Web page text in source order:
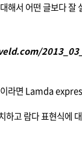
해서 어떤 글보다 잘
라면 Lamda
하고 람다 표현식에